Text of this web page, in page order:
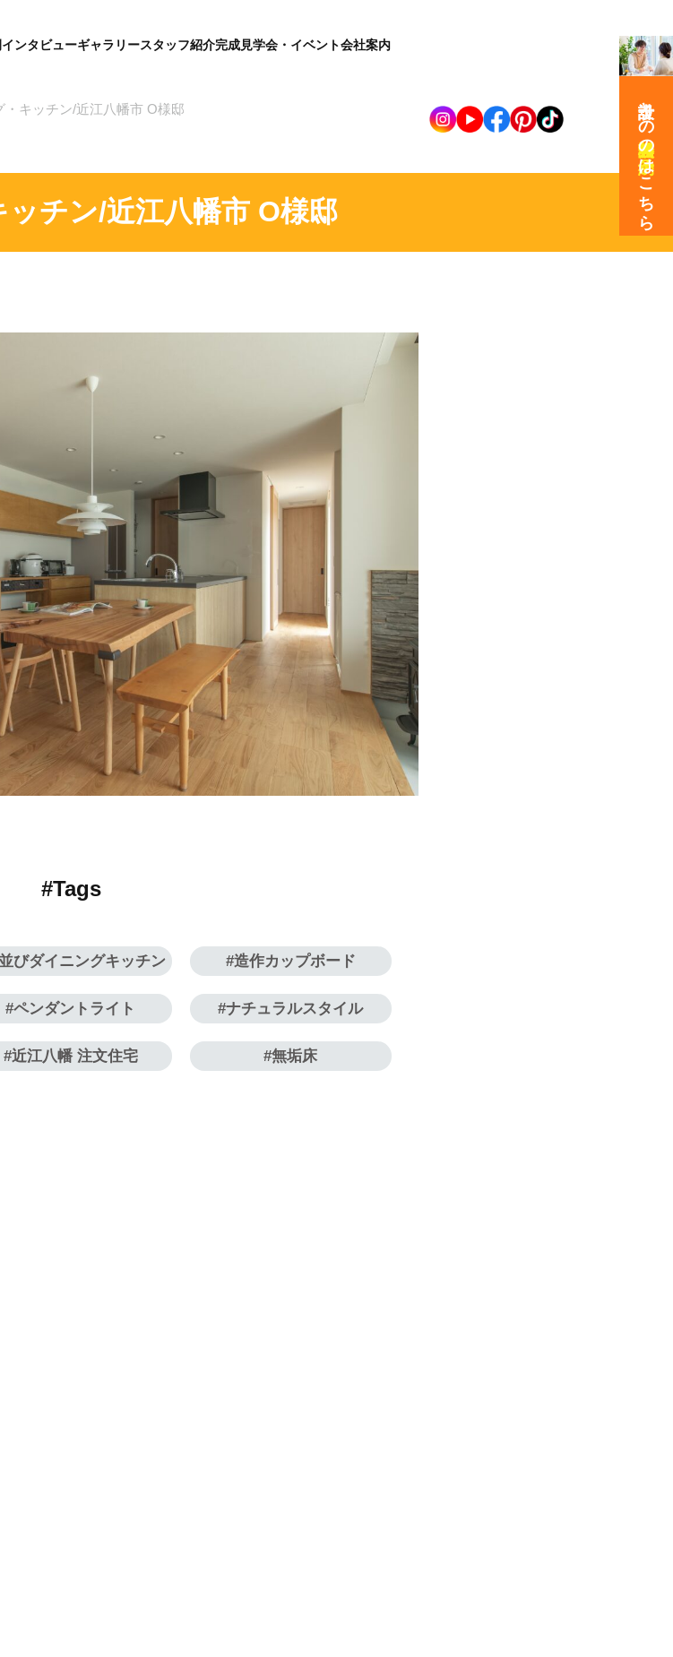
インタビューギャラリースタッフ紹介完成見学会・イベント会社案内
・キッチン/近江八幡市 O様邸
チン/近江八幡市 O様邸
#Tags
びダイニングキッチン 造作カップボード
ペンダントライト ナチュラルスタイル
近江八幡 注文住宅 無垢床
設計士との
の
はこちら